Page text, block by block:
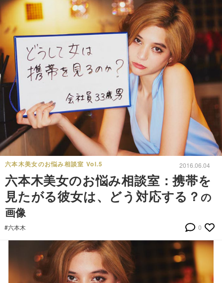
六本木美女のお悩み相談室 Vol.5 2016.06.04
六本木美女のお悩み相談室：携帯を
見たがる彼女は、どう対応する？ の
画像
#六本木 0